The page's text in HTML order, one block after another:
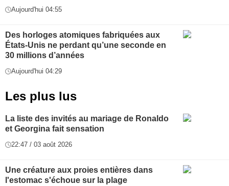
Aujourd'hui 04:55
Des horloges atomiques fabriquées aux
États-Unis ne perdant qu’une seconde en
30 millions d’années
Aujourd'hui 04:29
Les plus lus
La liste des invités au mariage de Ronaldo
et Georgina fait sensation
22:47 / 03 août 2026
Une créature aux proies entières dans
l'estomac s'échoue sur la plage